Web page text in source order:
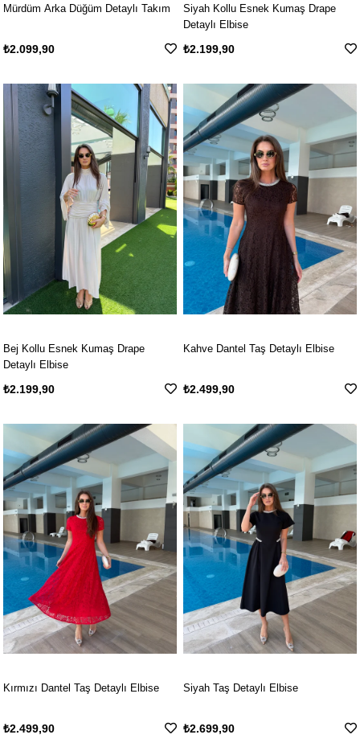
Mürdüm Arka Düğüm Detaylı Takım
₺2.099,90
Siyah Kollu Esnek Kumaş Drape
Detaylı Elbise
₺2.199,90
Bej Kollu Esnek Kumaş Drape
Detaylı Elbise
₺2.199,90
Kahve Dantel Taş Detaylı Elbise
₺2.499,90
Kırmızı Dantel Taş Detaylı Elbise
₺2.499,90
Siyah Taş Detaylı Elbise
₺2.699,90